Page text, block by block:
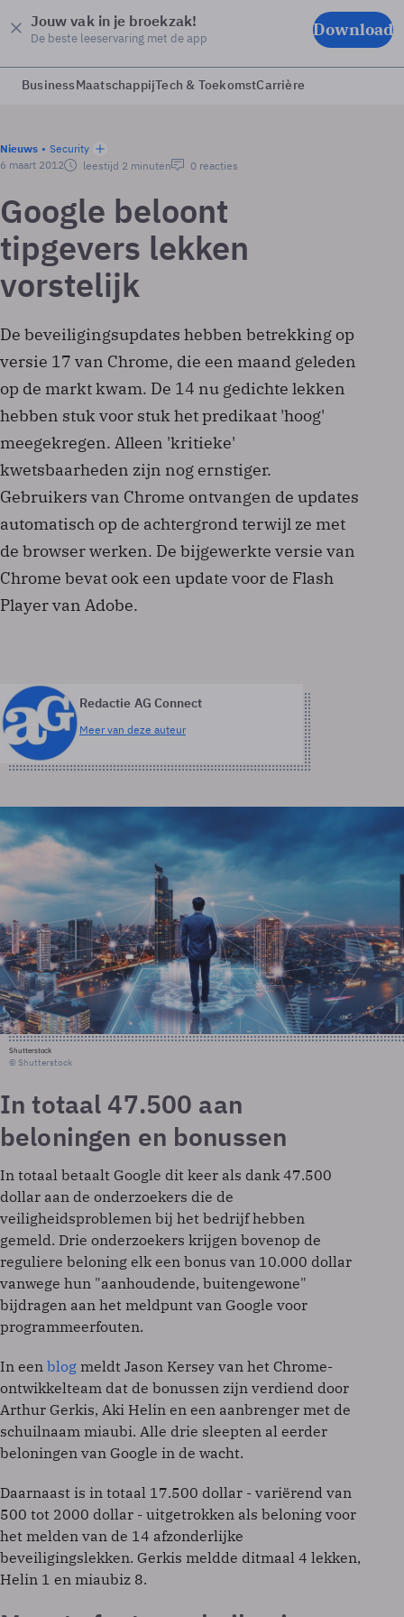
Jouw vak in je broekzak!
De beste leeservaring met de app Download
BusinessMaatschappijTech & ToekomstCarrière
Nieuws
Security
6 maart 2012
leestijd 2 minuten 0 reacties
Google beloont
tipgevers lekken
vorstelijk
De beveiligingsupdates hebben betrekking op
versie 17 van Chrome, die een maand geleden
op de markt kwam. De 14 nu gedichte lekken
hebben stuk voor stuk het predikaat 'hoog'
meegekregen. Alleen 'kritieke'
kwetsbaarheden zijn nog ernstiger.
Gebruikers van Chrome ontvangen de updates
automatisch op de achtergrond terwijl ze met
de browser werken. De bijgewerkte versie van
Chrome bevat ook een update voor de Flash
Player van Adobe.
Redactie AG Connect
Meer van deze auteur
Shutterstock
© Shutterstock
In totaal 47.500 aan
beloningen en bonussen
In totaal betaalt Google dit keer als dank 47.500
dollar aan de onderzoekers die de
veiligheidsproblemen bij het bedrijf hebben
gemeld. Drie onderzoekers krijgen bovenop de
reguliere beloning elk een bonus van 10.000 dollar
vanwege hun "aanhoudende, buitengewone"
bijdragen aan het meldpunt van Google voor
programmeerfouten.
In een blog meldt Jason Kersey van het Chrome-
ontwikkelteam dat de bonussen zijn verdiend door
Arthur Gerkis, Aki Helin en een aanbrenger met de
schuilnaam miaubi. Alle drie sleepten al eerder
beloningen van Google in de wacht.
Daarnaast is in totaal 17.500 dollar - variërend van
500 tot 2000 dollar - uitgetrokken als beloning voor
het melden van de 14 afzonderlijke
beveiligingslekken. Gerkis meldde ditmaal 4 lekken,
Helin 1 en miaubiz 8.